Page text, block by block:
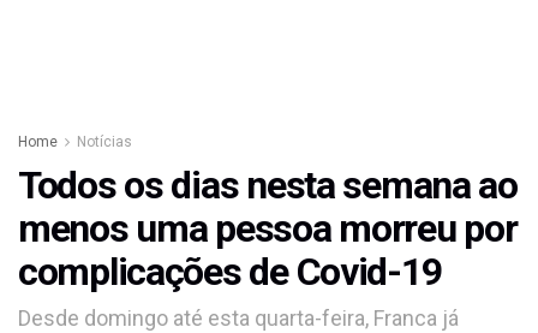
Home Notícias
Todos os dias nesta semana ao
menos uma pessoa morreu por
complicações de Covid-19
Desde domingo até esta quarta-feira, Franca já